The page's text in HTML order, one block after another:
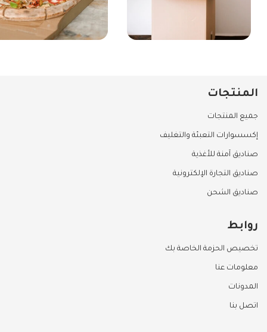
المنتجات
جميع المنتجات
إكسسوارات التعبئة والتغليف
صناديق آمنة للأغذية
صناديق التجارة الإلكترونية
صناديق الشحن
روابط
تخصيص الحزمة الخاصة بك
معلومات عنا
المدونات
اتصل بنا